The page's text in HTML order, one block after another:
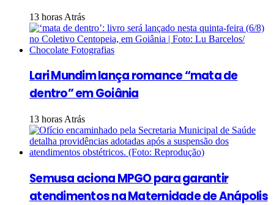
13 horas Atrás
Lari Mundim lança romance “mata de
dentro” em Goiânia
13 horas Atrás
Semusa aciona MPGO para garantir
atendimentos na Maternidade de Anápolis